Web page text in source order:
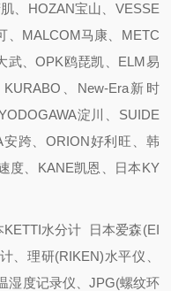
、HOZAN宝山、VESSE
、MALCOM马康、METC
武、OPK鸥琵凯、ELM易
、New-Era新时
淀川、SUIDE
跨、ORION好利旺、韩
度、KANE凯恩、日本KY
水分计 日本爱森(EI
、理研(RIKEN)水平仪、
湿度记录仪、JPG(螺纹环